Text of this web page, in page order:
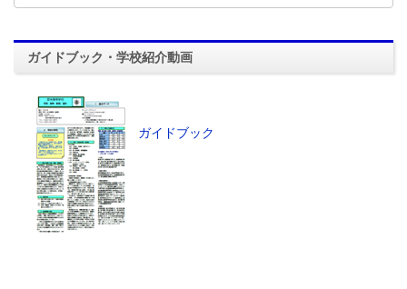
ガイドブック・学校紹介動画
ガイドブック